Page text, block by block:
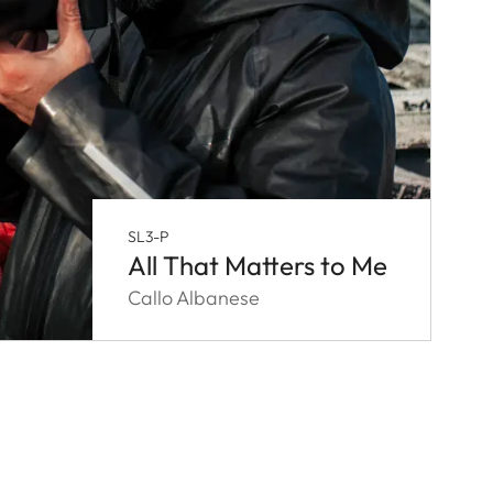
SL3-P
All That Matters to Me
Callo Albanese